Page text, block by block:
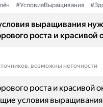
#УсловияВыращивания
выращивания
роста и красивой
возможны неточности
роста и красивой
условия